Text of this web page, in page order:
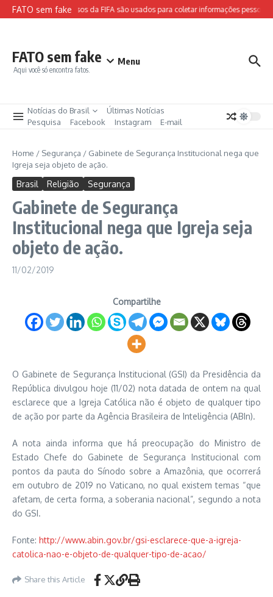
Ir para o conteúdo
FATO sem fakeSites falsos da FIFA são usados para coletar informações pessoais
FATO sem fake
Aqui você só encontra fatos.
Menu
Notícias do Brasil
Últimas Notícias
Pesquisa
Facebook Instagram E-mail
Home / Segurança / Gabinete de Segurança Institucional nega que
Igreja seja objeto de ação.
Brasil Religião Segurança
Gabinete de Segurança
Institucional nega que Igreja seja
objeto de ação.
11/02/2019
Compartilhe
O Gabinete de Segurança Institucional (GSI) da Presidência da
República divulgou hoje (11/02) nota datada de ontem na qual
esclarece que a Igreja Católica não é objeto de qualquer tipo
de ação por parte da Agência Brasileira de Inteligência (ABIn).
A nota ainda informa que há preocupação do Ministro de
Estado Chefe do Gabinete de Segurança Institucional com
pontos da pauta do Sínodo sobre a Amazônia, que ocorrerá
em outubro de 2019 no Vaticano, no qual existem temas “que
afetam, de certa forma, a soberania nacional”, segundo a nota
do GSI.
Fonte: http://www.abin.gov.br/gsi-esclarece-que-a-igreja-
catolica-nao-e-objeto-de-qualquer-tipo-de-acao/
Share this Article